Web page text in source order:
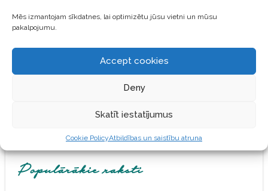
Mēs izmantojam sīkdatnes, lai optimizētu jūsu vietni un mūsu
pakalpojumu.
Accept cookies
Deny
Skatīt iestatījumus
Cookie PolicyAtbildības un saistību atruna
SAGLABĀJIET MANU VĀRDU,
ŠAJĀ PĀRLŪKPROGRAMMĀ
VĒLĒŠOS PIEVIENOT
Populārākie raksti